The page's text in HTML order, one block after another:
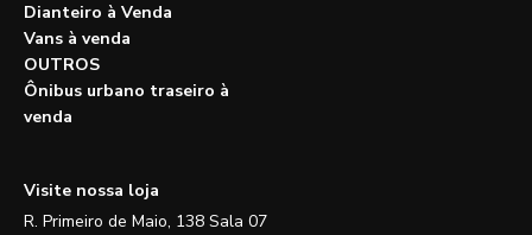
Dianteiro à Venda
Vans à venda
OUTROS
Ônibus urbano traseiro à
venda
Visite nossa loja
R. Primeiro de Maio, 138 Sala 07